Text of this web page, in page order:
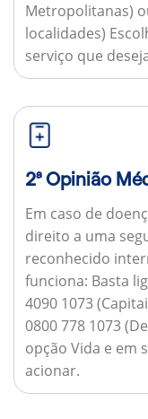
Metropolitanas)
localidades)
serviço que
2ª Opinião
Em caso de
direito a uma
reconhecido
funciona: Basta
4090 1073
0800 778 1073
opção Vida e em
acionar.